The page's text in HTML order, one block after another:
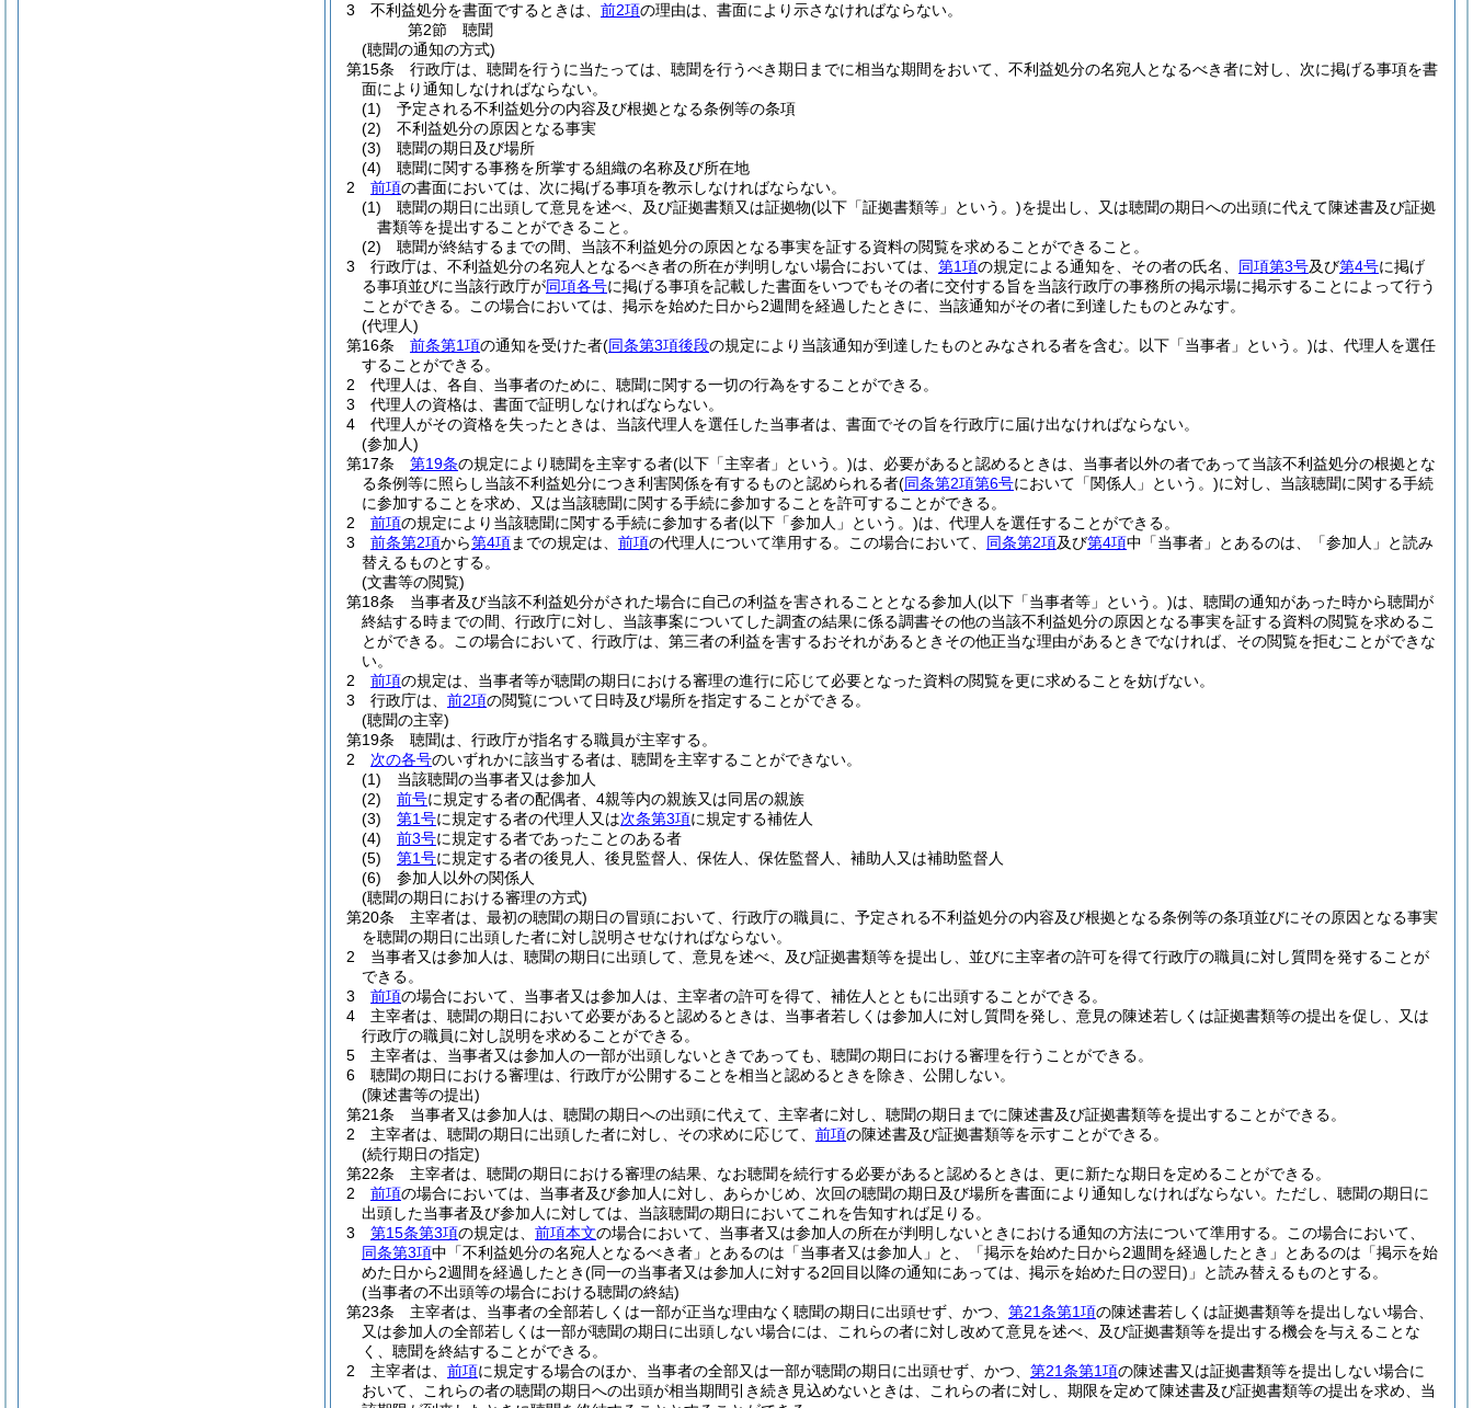
3
不利益処分を書面でするときは、 前2項の理由は、書面により示さなければならない。
第2節
聴聞
(聴聞の通知の方式)
第15条
行政庁は、聴聞を行うに当たっては、聴聞を行うべき期日までに相当な期間をおいて、不利益処分の名宛人となるべき者に対し、次に掲げる事項を書
面により通知しなければならない。
(1)
予定される不利益処分の内容及び根拠となる条例等の条項
(2)
不利益処分の原因となる事実
(3)
聴聞の期日及び場所
(4)
聴聞に関する事務を所掌する組織の名称及び所在地
2
前項の書面においては、次に掲げる事項を教示しなければならない。
(1)
聴聞の期日に出頭して意見を述べ、及び証拠書類又は証拠物(以下「証拠書類等」という。)を提出し、又は聴聞の期日への出頭に代えて陳述書及び証拠
書類等を提出することができること。
(2)
聴聞が終結するまでの間、当該不利益処分の原因となる事実を証する資料の閲覧を求めることができること。
3
行政庁は、不利益処分の名宛人となるべき者の所在が判明しない場合においては、 第1項の規定による通知を、その者の氏名、 同項第3号及び第4号に掲げ
る事項並びに当該行政庁が同項各号に掲げる事項を記載した書面をいつでもその者に交付する旨を当該行政庁の事務所の掲示場に掲示することによって行う
ことができる。
この場合においては、掲示を始めた日から2週間を経過したときに、当該通知がその者に到達したものとみなす。
(代理人)
第16条
前条第1項の通知を受けた者(同条第3項後段の規定により当該通知が到達したものとみなされる者を含む。以下「当事者」という。)は、代理人を選任
することができる。
2
代理人は、各自、当事者のために、聴聞に関する一切の行為をすることができる。
3
代理人の資格は、書面で証明しなければならない。
4
代理人がその資格を失ったときは、当該代理人を選任した当事者は、書面でその旨を行政庁に届け出なければならない。
(参加人)
第17条
第19条の規定により聴聞を主宰する者(以下「主宰者」という。)は、必要があると認めるときは、当事者以外の者であって当該不利益処分の根拠とな
る条例等に照らし当該不利益処分につき利害関係を有するものと認められる者(同条第2項第6号において「関係人」という。)に対し、当該聴聞に関する手続
に参加することを求め、又は当該聴聞に関する手続に参加することを許可することができる。
2
前項の規定により当該聴聞に関する手続に参加する者(以下「参加人」という。)は、代理人を選任することができる。
3
前条第2項から第4項までの規定は、 前項の代理人について準用する。 この場合において、 同条第2項及び第4項中「当事者」とあるのは、「参加人」と読み
替えるものとする。
(文書等の閲覧)
第18条
当事者及び当該不利益処分がされた場合に自己の利益を害されることとなる参加人(以下「当事者等」という。)は、聴聞の通知があった時から聴聞が
終結する時までの間、行政庁に対し、当該事案についてした調査の結果に係る調書その他の当該不利益処分の原因となる事実を証する資料の閲覧を求めるこ
とができる。
この場合において、行政庁は、第三者の利益を害するおそれがあるときその他正当な理由があるときでなければ、その閲覧を拒むことができな
い。
2
前項の規定は、当事者等が聴聞の期日における審理の進行に応じて必要となった資料の閲覧を更に求めることを妨げない。
3
行政庁は、 前2項の閲覧について日時及び場所を指定することができる。
(聴聞の主宰)
第19条
聴聞は、行政庁が指名する職員が主宰する。
2
次の各号のいずれかに該当する者は、聴聞を主宰することができない。
(1)
当該聴聞の当事者又は参加人
(2)
前号に規定する者の配偶者、4親等内の親族又は同居の親族
(3)
第1号に規定する者の代理人又は次条第3項に規定する補佐人
(4)
前3号に規定する者であったことのある者
(5)
第1号に規定する者の後見人、後見監督人、保佐人、保佐監督人、補助人又は補助監督人
(6)
参加人以外の関係人
(聴聞の期日における審理の方式)
第20条
主宰者は、最初の聴聞の期日の冒頭において、行政庁の職員に、予定される不利益処分の内容及び根拠となる条例等の条項並びにその原因となる事実
を聴聞の期日に出頭した者に対し説明させなければならない。
2
当事者又は参加人は、聴聞の期日に出頭して、意見を述べ、及び証拠書類等を提出し、並びに主宰者の許可を得て行政庁の職員に対し質問を発することが
できる。
3
前項の場合において、当事者又は参加人は、主宰者の許可を得て、補佐人とともに出頭することができる。
4
主宰者は、聴聞の期日において必要があると認めるときは、当事者若しくは参加人に対し質問を発し、意見の陳述若しくは証拠書類等の提出を促し、又は
行政庁の職員に対し説明を求めることができる。
5
主宰者は、当事者又は参加人の一部が出頭しないときであっても、聴聞の期日における審理を行うことができる。
6
聴聞の期日における審理は、行政庁が公開することを相当と認めるときを除き、公開しない。
(陳述書等の提出)
第21条
当事者又は参加人は、聴聞の期日への出頭に代えて、主宰者に対し、聴聞の期日までに陳述書及び証拠書類等を提出することができる。
2
主宰者は、聴聞の期日に出頭した者に対し、その求めに応じて、 前項の陳述書及び証拠書類等を示すことができる。
(続行期日の指定)
第22条
主宰者は、聴聞の期日における審理の結果、なお聴聞を続行する必要があると認めるときは、更に新たな期日を定めることができる。
2
前項の場合においては、当事者及び参加人に対し、あらかじめ、次回の聴聞の期日及び場所を書面により通知しなければならない。 ただし、聴聞の期日に
出頭した当事者及び参加人に対しては、当該聴聞の期日においてこれを告知すれば足りる。
3
第15条第3項の規定は、 前項本文の場合において、当事者又は参加人の所在が判明しないときにおける通知の方法について準用する。
この場合において、
同条第3項中「不利益処分の名宛人となるべき者」とあるのは「当事者又は参加人」と、「掲示を始めた日から2週間を経過したとき」とあるのは「掲示を始
めた日から2週間を経過したとき(同一の当事者又は参加人に対する2回目以降の通知にあっては、掲示を始めた日の翌日) 」と読み替えるものとする。
(当事者の不出頭等の場合における聴聞の終結)
第23条
主宰者は、当事者の全部若しくは一部が正当な理由なく聴聞の期日に出頭せず、かつ、 第21条第1項の陳述書若しくは証拠書類等を提出しない場合、
又は参加人の全部若しくは一部が聴聞の期日に出頭しない場合には、これらの者に対し改めて意見を述べ、及び証拠書類等を提出する機会を与えることな
く、聴聞を終結することができる。
2
主宰者は、 前項に規定する場合のほか、当事者の全部又は一部が聴聞の期日に出頭せず、かつ、 第21条第1項の陳述書又は証拠書類等を提出しない場合に
おいて、これらの者の聴聞の期日への出頭が相当期間引き続き見込めないときは、これらの者に対し、期限を定めて陳述書及び証拠書類等の提出を求め、当